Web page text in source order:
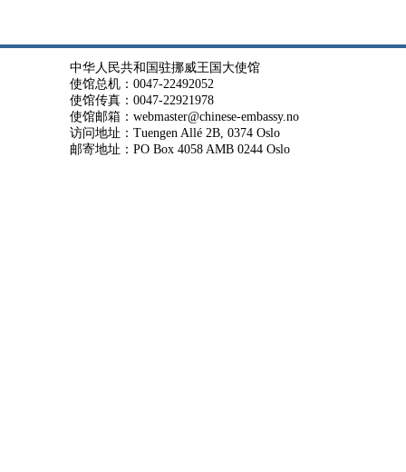
中华人民共和国驻挪威王国大使馆
使馆总机：0047-22492052
使馆传真：0047-22921978
使馆邮箱：webmaster@chinese-embassy.no
访问地址：Tuengen Allé 2B, 0374 Oslo
邮寄地址：PO Box 4058 AMB 0244 Oslo